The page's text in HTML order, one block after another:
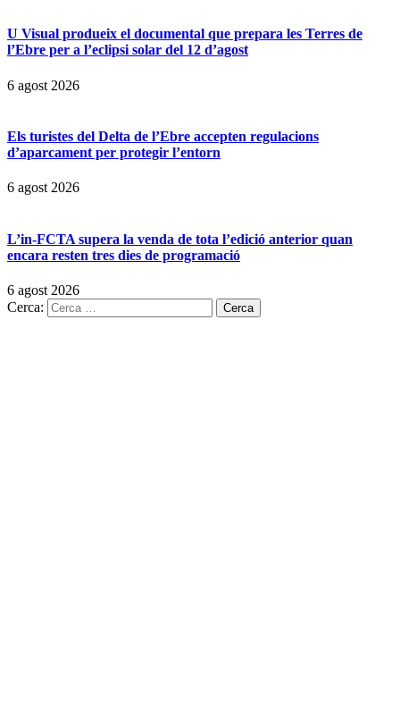
U Visual produeix el documental que prepara les Terres de
l’Ebre per a l’eclipsi solar del 12 d’agost
6 agost 2026
Els turistes del Delta de l’Ebre accepten regulacions
d’aparcament per protegir l’entorn
6 agost 2026
L’in-FCTA supera la venda de tota l’edició anterior quan
encara resten tres dies de programació
6 agost 2026
Cerca: